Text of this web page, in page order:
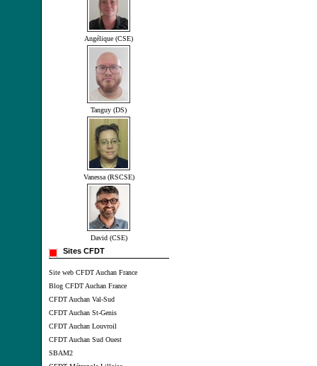
Angélique (CSE)
Tanguy (DS)
Vanessa (RSCSE)
David (CSE)
Sites CFDT
Site web CFDT Auchan France
Blog CFDT Auchan France
CFDT Auchan Val-Sud
CFDT Auchan St-Genis
CFDT Auchan Louvroil
CFDT Auchan Sud Ouest
SBAM2